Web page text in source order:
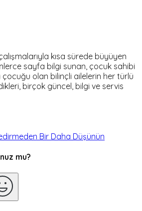
kısa sürede büyüyen
sayfa bilgi sunan, çocuk sahibi
çocuğu olan bilinçli ailelerin her türlü
birçok güncel, bilgi ve servis
Bir Daha Düşünün
mu?